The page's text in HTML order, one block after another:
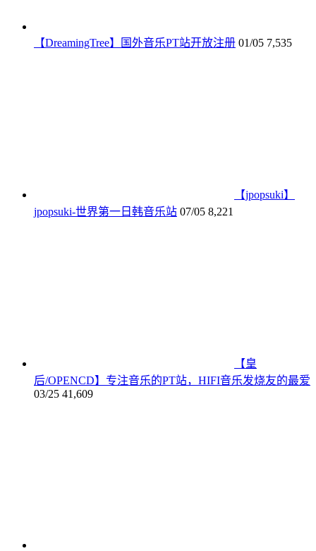
【DreamingTree】国外音乐PT站开放注册 01/05 7,535
【jpopsuki】
jpopsuki-世界第一日韩音乐站 07/05 8,221
【皇
后/OPENCD】专注音乐的PT站，HIFI音乐发烧友的最爱
03/25 41,609